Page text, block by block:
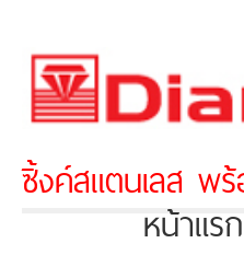
ซิ้งค์สแตนเลส พ
หน้าแ